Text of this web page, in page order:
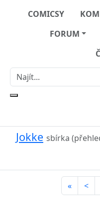
COMICSY
FORUM
Jokke sbírka
« <